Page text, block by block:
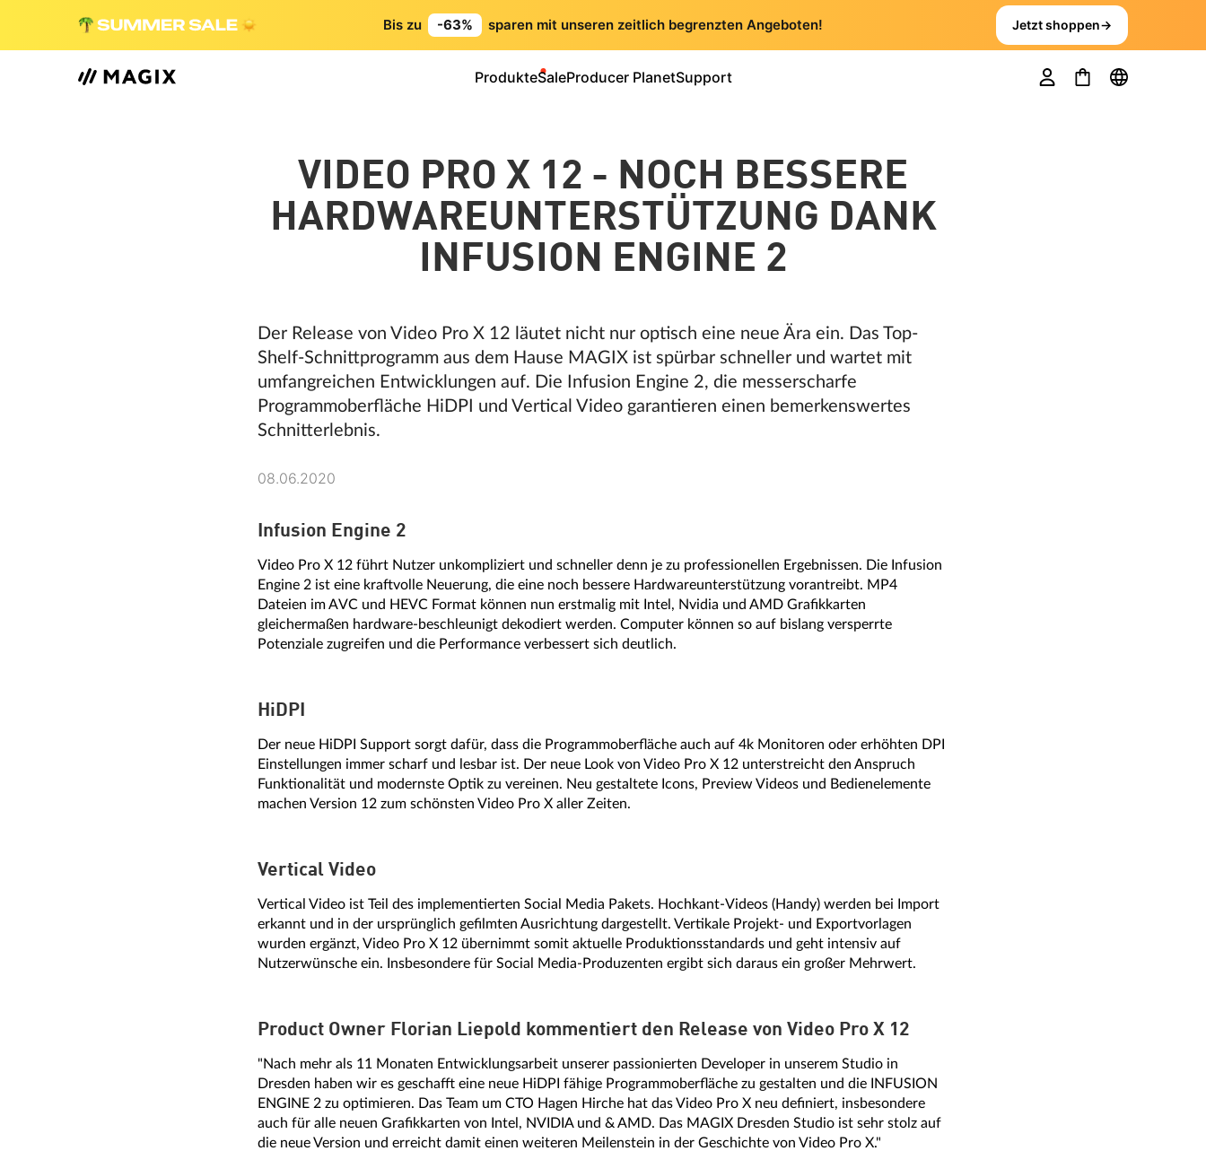
Bis zu -63% sparen mit unseren zeitlich begrenzten Angeboten! Jetzt shoppen→
ProdukteSaleProducer PlanetSupport
VIDEO PRO X 12 - NOCH BESSERE
HARDWAREUNTERSTÜTZUNG DANK
INFUSION ENGINE 2
Der Release von Video Pro X 12 läutet nicht nur optisch eine neue Ära ein. Das Top-
Shelf-Schnittprogramm aus dem Hause MAGIX ist spürbar schneller und wartet mit
umfangreichen Entwicklungen auf. Die Infusion Engine 2, die messerscharfe
Programmoberfläche HiDPI und Vertical Video garantieren einen bemerkenswertes
Schnitterlebnis.
08.06.2020
Infusion Engine 2
Video Pro X 12 führt Nutzer unkompliziert und schneller denn je zu professionellen Ergebnissen. Die Infusion
Engine 2 ist eine kraftvolle Neuerung, die eine noch bessere Hardwareunterstützung vorantreibt. MP4
Dateien im AVC und HEVC Format können nun erstmalig mit Intel, Nvidia und AMD Grafikkarten
gleichermaßen hardware-beschleunigt dekodiert werden. Computer können so auf bislang versperrte
Potenziale zugreifen und die Performance verbessert sich deutlich.
HiDPI
Der neue HiDPI Support sorgt dafür, dass die Programmoberfläche auch auf 4k Monitoren oder erhöhten DPI
Einstellungen immer scharf und lesbar ist. Der neue Look von Video Pro X 12 unterstreicht den Anspruch
Funktionalität und modernste Optik zu vereinen. Neu gestaltete Icons, Preview Videos und Bedienelemente
machen Version 12 zum schönsten Video Pro X aller Zeiten.
Vertical Video
Vertical Video ist Teil des implementierten Social Media Pakets. Hochkant-Videos (Handy) werden bei Import
erkannt und in der ursprünglich gefilmten Ausrichtung dargestellt. Vertikale Projekt- und Exportvorlagen
wurden ergänzt, Video Pro X 12 übernimmt somit aktuelle Produktionsstandards und geht intensiv auf
Nutzerwünsche ein. Insbesondere für Social Media-Produzenten ergibt sich daraus ein großer Mehrwert.
Product Owner Florian Liepold kommentiert den Release von Video Pro X 12
"Nach mehr als 11 Monaten Entwicklungsarbeit unserer passionierten Developer in unserem Studio in
Dresden haben wir es geschafft eine neue HiDPI fähige Programmoberfläche zu gestalten und die INFUSION
ENGINE 2 zu optimieren. Das Team um CTO Hagen Hirche hat das Video Pro X neu definiert, insbesondere
auch für alle neuen Grafikkarten von Intel, NVIDIA und & AMD. Das MAGIX Dresden Studio ist sehr stolz auf
die neue Version und erreicht damit einen weiteren Meilenstein in der Geschichte von Video Pro X."